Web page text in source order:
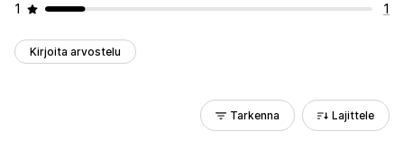
1
1
Kirjoita arvostelu
Tarkenna Lajittele